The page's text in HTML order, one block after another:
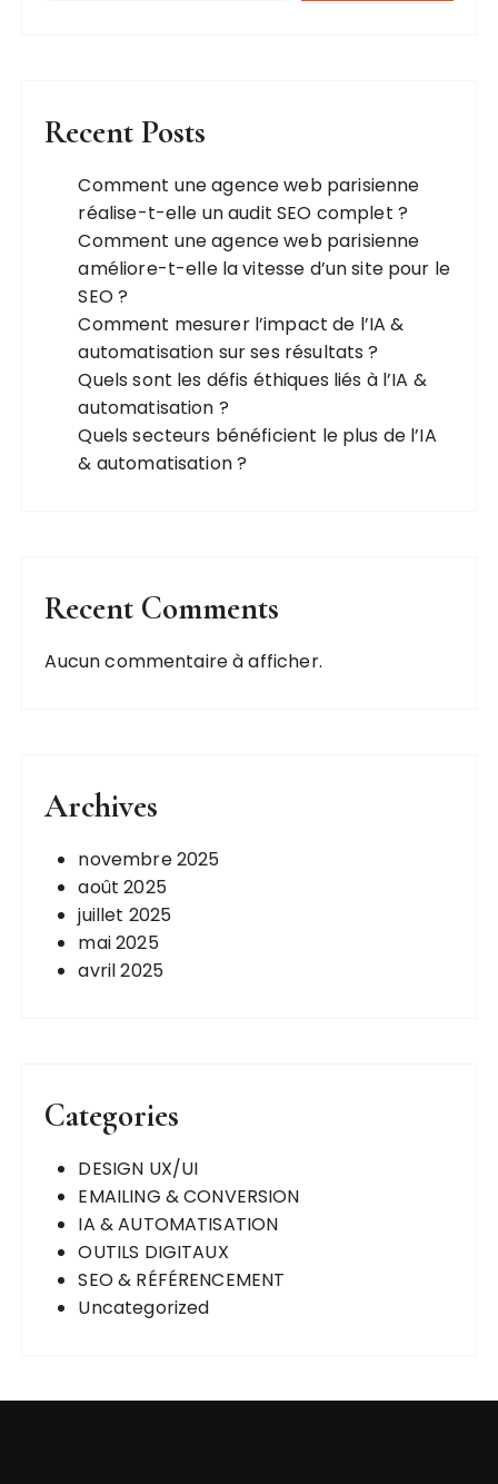
Recent Posts
Comment une agence web parisienne
réalise-t-elle un audit SEO complet ?
Comment une agence web parisienne
améliore-t-elle la vitesse d’un site pour le
SEO ?
Comment mesurer l’impact de l’IA &
automatisation sur ses résultats ?
Quels sont les défis éthiques liés à l’IA &
automatisation ?
Quels secteurs bénéficient le plus de l’IA
& automatisation ?
Recent Comments
Aucun commentaire à afficher.
Archives
novembre 2025
août 2025
juillet 2025
mai 2025
avril 2025
Categories
DESIGN UX/UI
EMAILING & CONVERSION
IA & AUTOMATISATION
OUTILS DIGITAUX
SEO & RÉFÉRENCEMENT
Uncategorized